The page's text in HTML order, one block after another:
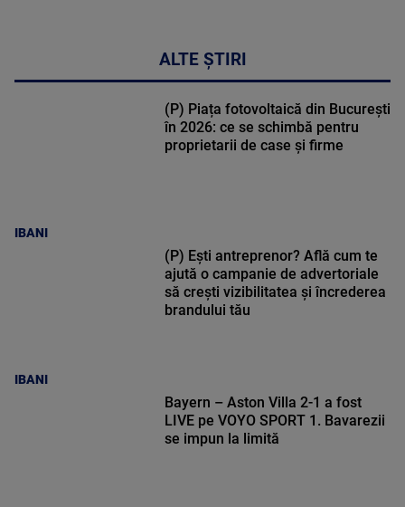
ALTE ȘTIRI
IBANI
(P) Piața fotovoltaică din București
în 2026: ce se schimbă pentru
proprietarii de case și firme
IBANI
(P) Ești antreprenor? Află cum te
ajută o campanie de advertoriale
să crești vizibilitatea și încrederea
brandului tău
Bayern – Aston Villa 2-1 a fost
LIVE pe VOYO SPORT 1. Bavarezii
se impun la limită